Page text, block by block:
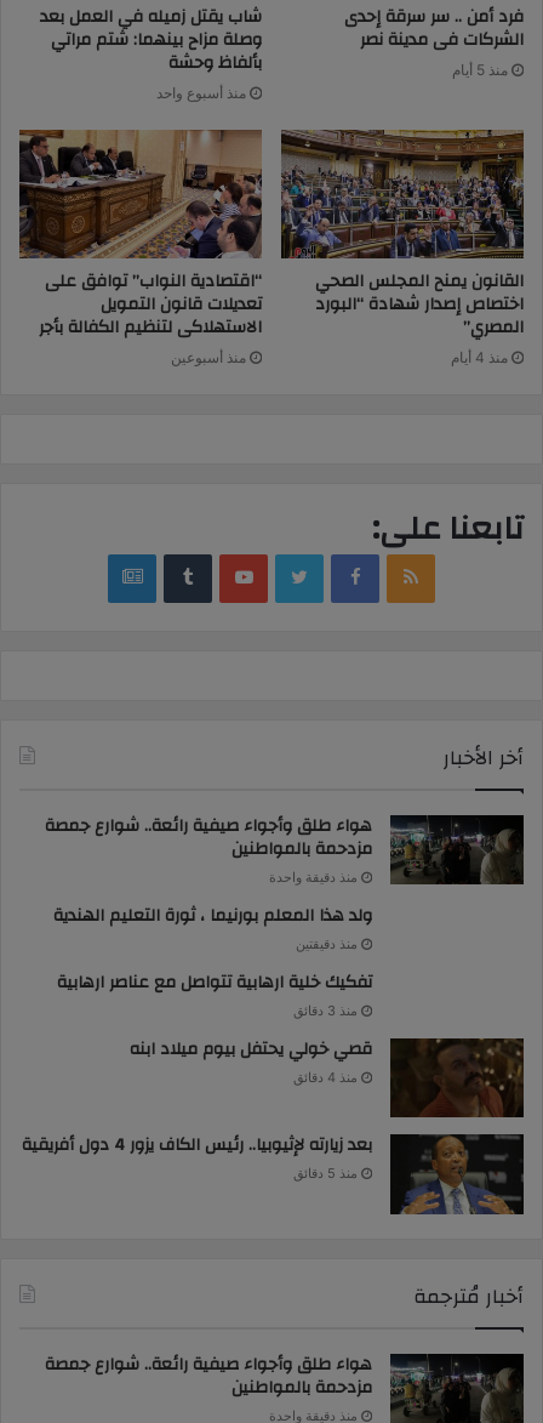
فرد أمن .. سر سرقة إحدى
الشركات فى مدينة نصر
منذ 5 أيام
شاب يقتل زميله في العمل بعد
وصلة مزاح بينهما: شتم مراتي
بألفاظ وحشة
منذ أسبوع واحد
القانون يمنح المجلس الصحي
اختصاص إصدار شهادة “البورد
المصري”
منذ 4 أيام
“اقتصادية النواب” توافق على
تعديلات قانون التمويل
الاستهلاكى لتنظيم الكفالة بأجر
منذ أسبوعين
تابعنا على:
RSS
Facebook
Twitter
YouTube
‏Tumblr
google
أخر الأخبار
هواء طلق وأجواء صيفية رائعة.. شوارع جمصة
مزدحمة بالمواطنين
منذ دقيقة واحدة
ولد هذا المعلم بورنيما ، ثورة التعليم الهندية
منذ دقيقتين
تفكيك خلية ارهابية تتواصل مع عناصر ارهابية
منذ 3 دقائق
قصي خولي يحتفل بيوم ميلاد ابنه
منذ 4 دقائق
بعد زيارته لإثيوبيا.. رئيس الكاف يزور 4 دول أفريقية
منذ 5 دقائق
أخبار مُترجمة
هواء طلق وأجواء صيفية رائعة.. شوارع جمصة
مزدحمة بالمواطنين
منذ دقيقة واحدة